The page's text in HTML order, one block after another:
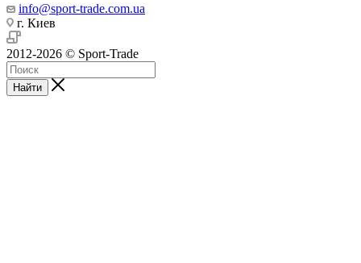
info@sport-trade.com.ua
г. Киев
2012-2026 © Sport-Trade
Найти